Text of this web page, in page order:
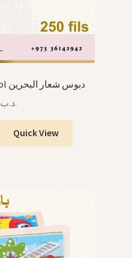
Broche Bahrain Symbol دبوس شعار البحرين
.د.ب
Quick View